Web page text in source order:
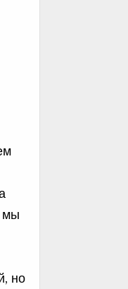
мы
но